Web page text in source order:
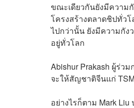
ขณะเดียวกันยังมีความ
โครงสร้างตลาดชิปทั่ว
ไปกว่านั้น ยังมีความกัง
อยู่ทั่วโลก
Abishur Prakash ผู้ร่ว
จะให้สัญชาติจีนแก่
อย่างไรก็ตาม Mark